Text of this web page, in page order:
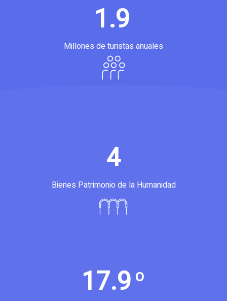
1.9
Millones de turistas anuales
4
Bienes Patrimonio de la Humanidad
17.9º